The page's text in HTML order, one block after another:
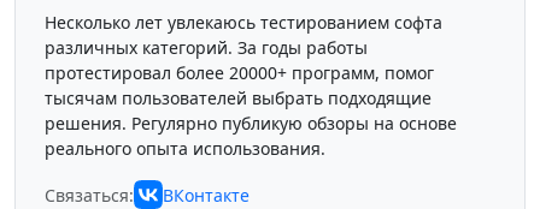
Несколько лет увлекаюсь тестированием софта
различных категорий. За годы работы
протестировал более 20000+ программ, помог
тысячам пользователей выбрать подходящие
решения. Регулярно публикую обзоры на основе
реального опыта использования.
Связаться: ВКонтакте